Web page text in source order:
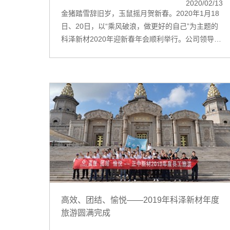
2020/02/13
金猪踏雪辞旧岁，玉鼠摇月贺新春。2020年1月18
日、20日，以“乘风破浪，做更好的自己”为主题的
科泽新材2020年迎新春年会顺利举行。公司领导班
高效、团结、愉悦——2019年科泽新材年度
旅游圆满完成